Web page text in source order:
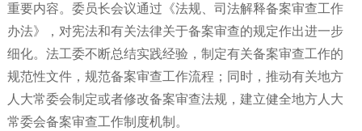
重要内容。委员长会议通过《法规、司法解释备案审查工作
办法》，对宪法和有关法律关于备案审查的规定作出进一步
细化。法工委不断总结实践经验，制定有关备案审查工作的
规范性文件，规范备案审查工作流程；同时，推动有关地方
人大常委会制定或者修改备案审查法规，建立健全地方人大
常委会备案审查工作制度机制。